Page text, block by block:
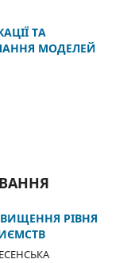
ТА
МОДЕЛЕЙ
РІВНЯ